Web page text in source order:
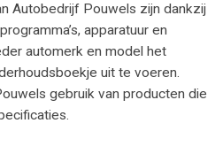
Autobedrijf Pouwels zijn dankzij
apparatuur en
automerk en model het
uit te voeren.
gebruik van producten die